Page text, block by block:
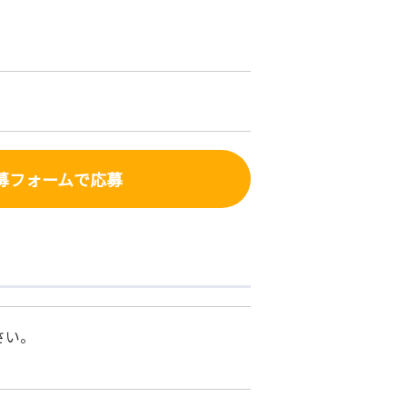
フォームで応募
。